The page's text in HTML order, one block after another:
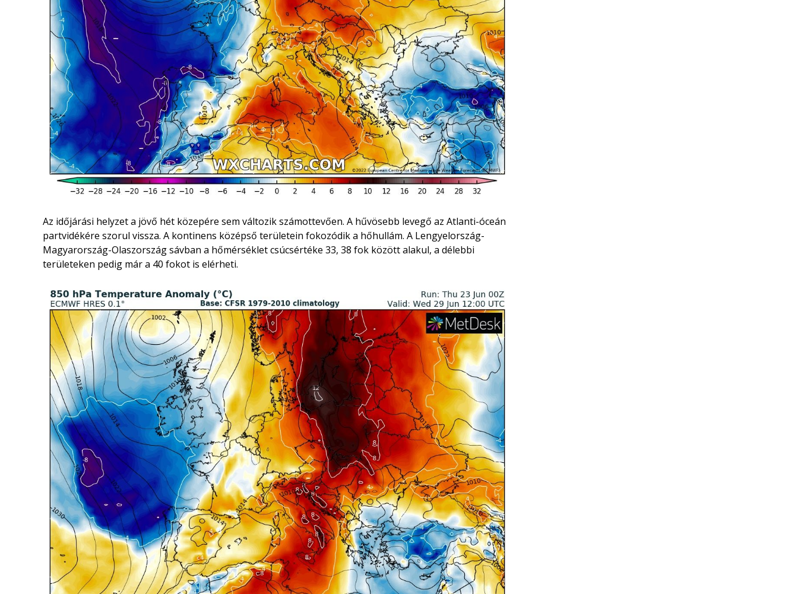
Az időjárási helyzet a jövő hét közepére sem változik számottevően. A hűvösebb levegő az Atlanti-óceán
partvidékére szorul vissza. A kontinens középső területein fokozódik a hőhullám. A Lengyelország-
Magyarország-Olaszország sávban a hőmérséklet csúcsértéke 33, 38 fok között alakul, a délebbi
területeken pedig már a 40 fokot is elérheti.